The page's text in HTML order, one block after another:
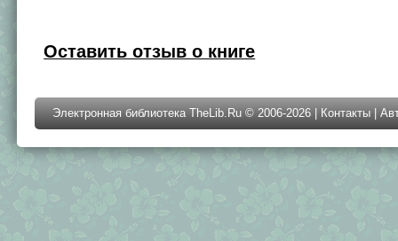
Оставить отзыв о книге
Электронная библиотека TheLib.Ru © 2006-2026 | Контакты |